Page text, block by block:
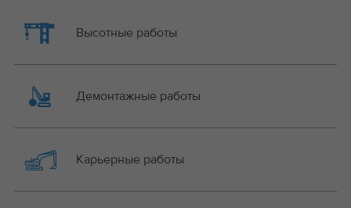
Высотные работы
Демонтажные работы
Карьерные работы